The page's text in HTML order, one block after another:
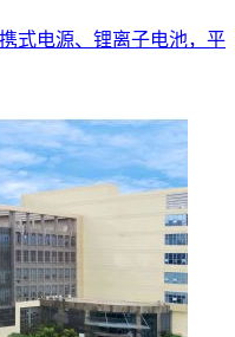
式电源、锂离子电池，平